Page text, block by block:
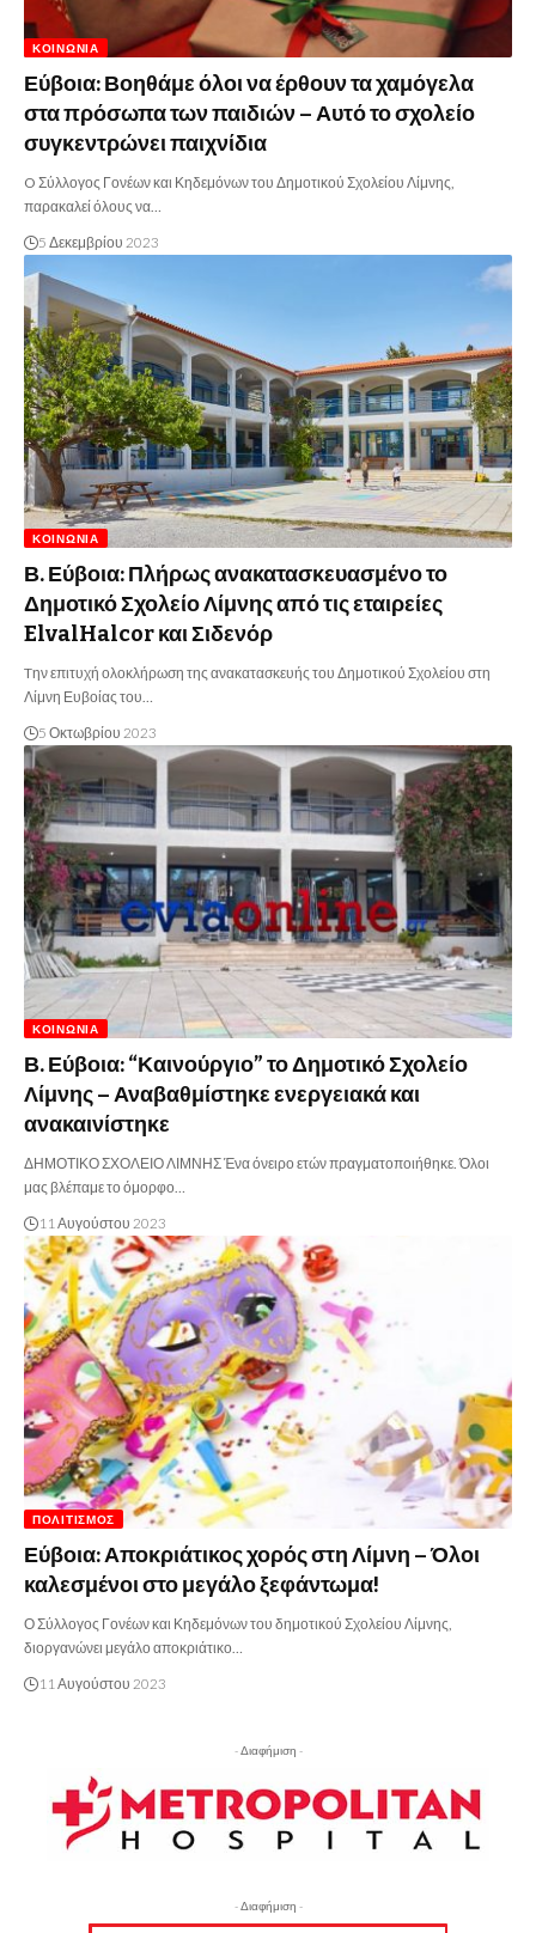
ΚΟΙΝΩΝΊΑ
Εύβοια: Βοηθάμε όλοι να έρθουν τα χαμόγελα
στα πρόσωπα των παιδιών – Αυτό το σχολείο
συγκεντρώνει παιχνίδια
O Σύλλογος Γονέων και Κηδεμόνων του Δημοτικού Σχολείου Λίμνης,
παρακαλεί όλους να…
5 Δεκεμβρίου 2023
ΚΟΙΝΩΝΊΑ
Β. Εύβοια: Πλήρως ανακατασκευασμένο το
Δημοτικό Σχολείο Λίμνης από τις εταιρείες
ElvalHalcor και Σιδενόρ
Tην επιτυχή ολοκλήρωση της ανακατασκευής του Δημοτικού Σχολείου στη
Λίμνη Ευβοίας του…
5 Οκτωβρίου 2023
ΚΟΙΝΩΝΊΑ
Β. Εύβοια: “Καινούργιο” το Δημοτικό Σχολείο
Λίμνης – Αναβαθμίστηκε ενεργειακά και
ανακαινίστηκε
ΔΗΜΟΤΙΚΟ ΣΧΟΛΕΙΟ ΛΙΜΝΗΣ Ένα όνειρο ετών πραγματοποιήθηκε. Όλοι
μας βλέπαμε το όμορφο…
11 Αυγούστου 2023
ΠΟΛΙΤΙΣΜΌΣ
Εύβοια: Αποκριάτικος χορός στη Λίμνη – Όλοι
καλεσμένοι στο μεγάλο ξεφάντωμα!
Ο Σύλλογος Γονέων και Κηδεμόνων του δημοτικού Σχολείου Λίμνης,
διοργανώνει μεγάλο αποκριάτικο…
11 Αυγούστου 2023
- Διαφήμιση -
- Διαφήμιση -